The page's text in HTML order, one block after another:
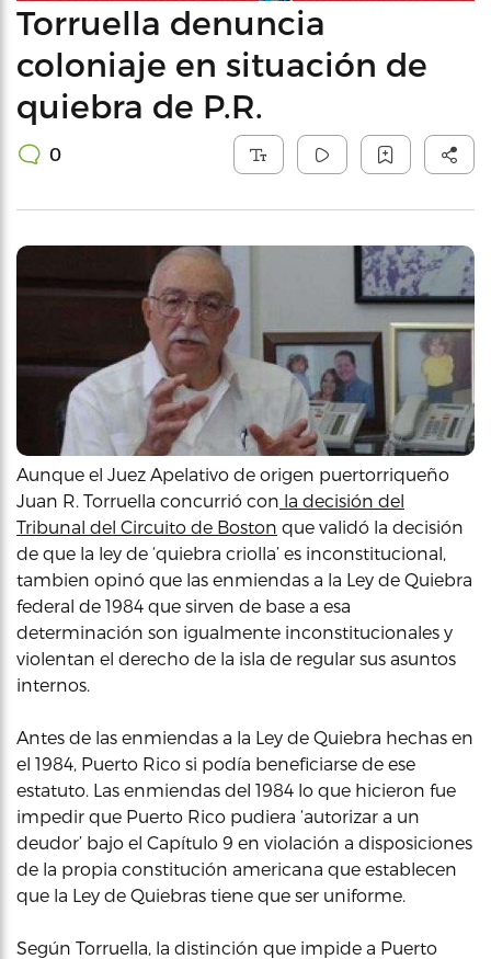
Torruella denuncia
coloniaje en situación de
quiebra de P.R.
0
Aunque el Juez Apelativo de origen puertorriqueño
Juan R. Torruella concurrió con la decisión del
Tribunal del Circuito de Boston que validó la decisión
de que la ley de ‘quiebra criolla’ es inconstitucional,
tambien opinó que las enmiendas a la Ley de Quiebra
federal de 1984 que sirven de base a esa
determinación son igualmente inconstitucionales y
violentan el derecho de la isla de regular sus asuntos
internos.
Antes de las enmiendas a la Ley de Quiebra hechas en
el 1984, Puerto Rico si podía beneficiarse de ese
estatuto. Las enmiendas del 1984 lo que hicieron fue
impedir que Puerto Rico pudiera ‘autorizar a un
deudor’ bajo el Capítulo 9 en violación a disposiciones
de la propia constitución americana que establecen
que la Ley de Quiebras tiene que ser uniforme.
Según Torruella, la distinción que impide a Puerto